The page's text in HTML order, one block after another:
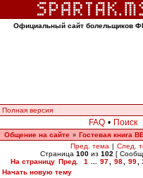
Официальный сайт болельщиков
Полная версия
FAQ • Поиск
Общение на сайте » Гостевая книга
Пред. тема | След.
Страница 100 из 102 [
На страницу Пред. 1 97 98 99
Начать новую тему